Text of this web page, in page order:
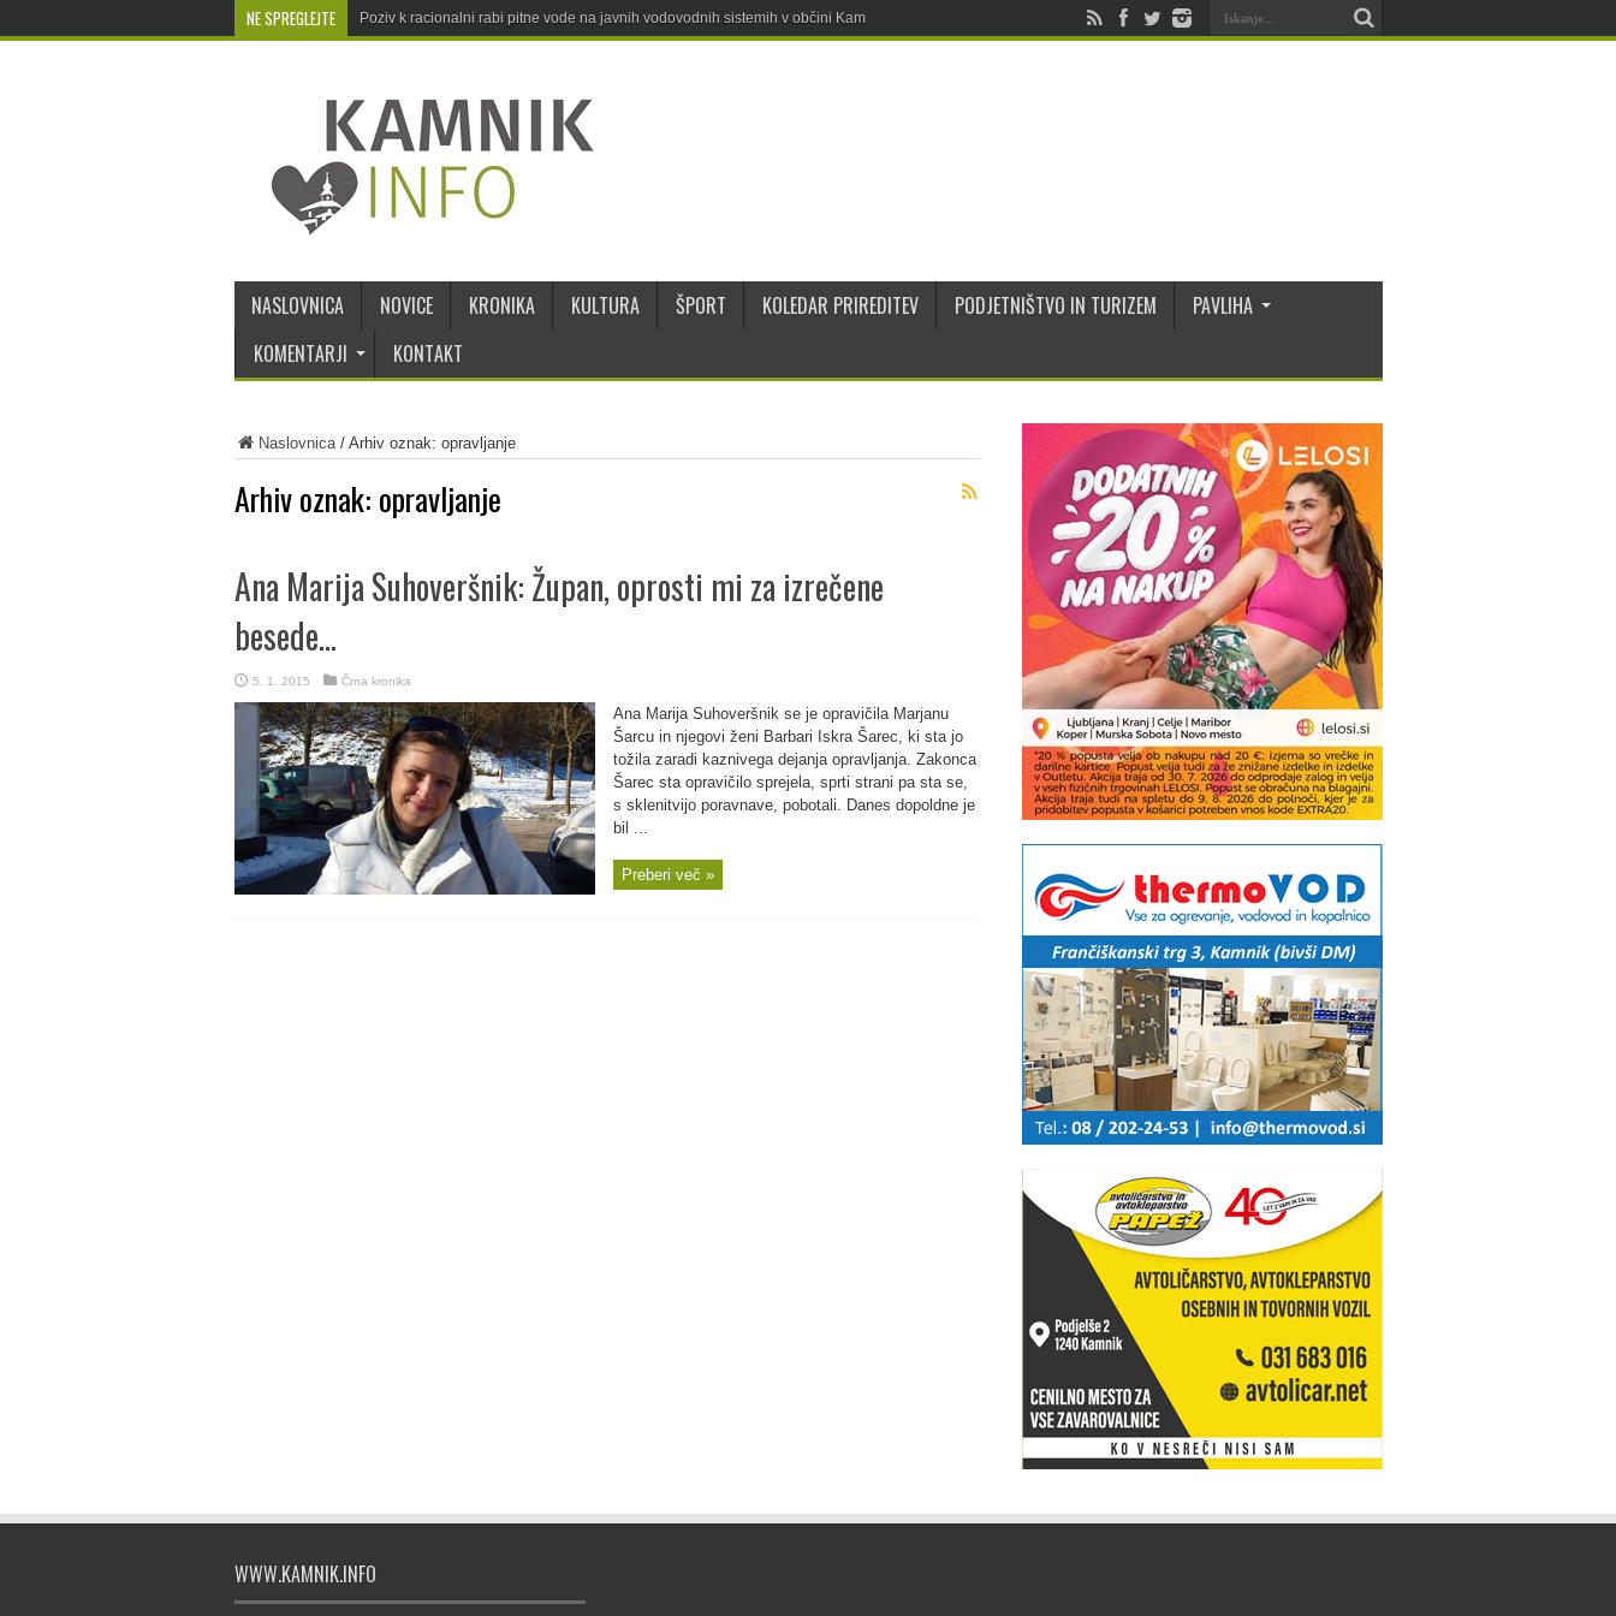
NE SPREGLEJTE Poziv k racionalni rabi pitne vode na javnih vodovodnih sistemih v občini Kamnik
NASLOVNICA NOVICE KRONIKA KULTURA ŠPORT KOLEDAR PRIREDITEV PODJETNIŠTVO IN TURIZEM
PAVLIHA
KOMENTARJI
KONTAKT
Naslovnica/ Arhiv oznak: opravljanje
Arhiv oznak: opravljanje
Ana Marija Suhoveršnik: Župan, oprosti mi za izrečene
besede…
5. 1. 2015 Črna kronika
Ana Marija Suhoveršnik se je opravičila Marjanu
Šarcu in njegovi ženi Barbari Iskra Šarec, ki sta jo
tožila zaradi kaznivega dejanja opravljanja. Zakonca
Šarec sta opravičilo sprejela, sprti strani pa sta se,
s sklenitvijo poravnave, pobotali. Danes dopoldne je
bil ...
Preberi več »
WWW.KAMNIK.INFO